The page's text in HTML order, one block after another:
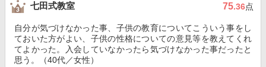
七田式教室 75.36点
自分が気づけなかった事、子供の教育についてこういう事をし
ておいた方がよい、子供の性格についての意見等を教えてくれ
てよかった。入会していなかったら気づけなかった事だったと
思う。（40代／女性）